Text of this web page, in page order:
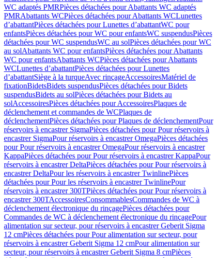
WC adaptés PMRPièces détachées pour Abattants WC adaptés
PMRAbattants WCPièces détachées pour Abattants WCLunettes
d’abattantPièces détachées pour Lunettes d’abattantWC pour
enfantsPièces détachées pour WC pour enfantsWC suspendusPièces
détachées pour WC suspendusWC au solPièces détachées pour WC
au solAbattants WC pour enfantsPièces détachées pour Abattants
WC pour enfantsAbattants WCPièces détachées pour Abattants
WCLunettes d’abattantPièces détachées pour Lunettes
d’abattantSiège à la turqueAvec rinçageAccessoiresMatériel de
fixationBidetsBidets suspendusPièces détachées pour Bidets
suspendusBidets au solPièces détachées pour Bidets au
solAccessoiresPièces détachées pour AccessoiresPlaques de
déclenchement et commandes de WCPlaques de
déclenchementPièces détachées pour Plaques de déclenchementPour
réservoirs à encastrer SigmaPièces détachées pour Pour réservoirs à
encastrer SigmaPour réservoirs à encastrer OmegaPièces détachées
pour Pour réservoirs à encastrer OmegaPour réservoirs à encastrer
KappaPièces détachées pour Pour réservoirs à encastrer KappaPour
réservoirs à encastrer DeltaPièces détachées pour Pour réservoirs à
encastrer DeltaPour les réservoirs à encastrer TwinlinePièces
détachées pour Pour les réservoirs à encastrer TwinlinePour
réservoirs à encastrer 300TPièces détachées pour Pour réservoirs à
encastrer 300TAccessoiresConsommablesCommandes de WC à
déclenchement électronique du rinçagePièces détachées pour
Commandes de WC à déclenchement électronique du rinçagePour
alimentation sur secteur, pour réservoirs à encastrer Geberit Sigma
12 cmPièces détachées pour Pour alimentation sur secteur, pour
réservoirs à encastrer Geberit Sigma 12 cmPour alimentation sur
secteur, pour réservoirs à encastrer Geberit Sigma 8 cmPièces